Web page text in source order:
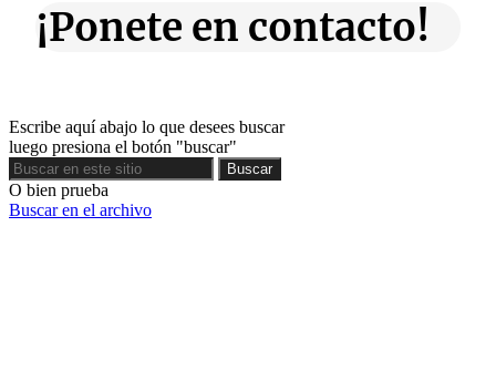
¡Ponete en contacto!
Escribe aquí abajo lo que desees buscar
luego presiona el botón "buscar"
Buscar
Buscar
O bien prueba
Buscar en el archivo